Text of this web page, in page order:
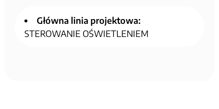
Główna linia projektowa:
STEROWANIE OŚWIETLENIEM